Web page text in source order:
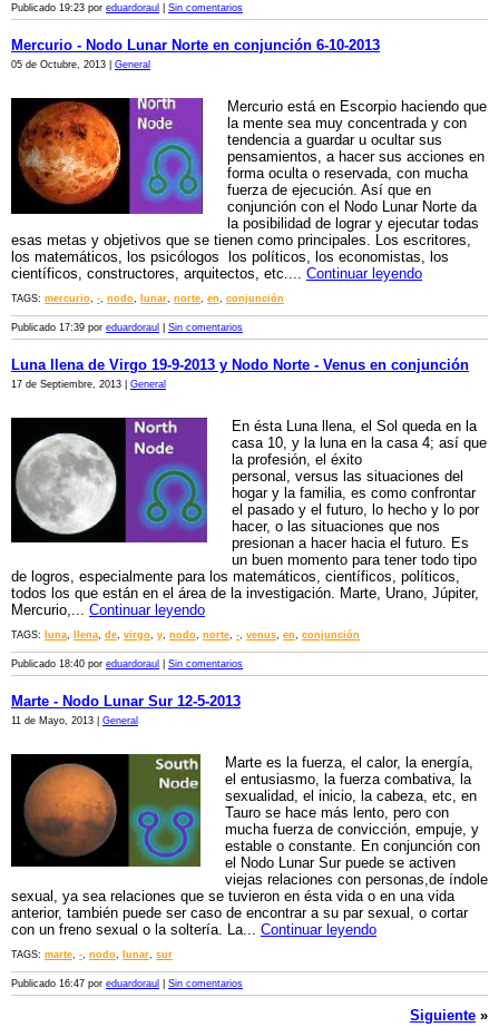
Publicado 19:23 por eduardoraul Sin comentarios
Mercurio - Nodo Lunar Norte en conjunción 6-10-2013
05 de Octubre, 2013 | General
Mercurio está en Escorpio haciendo que
la mente sea muy concentrada y con
tendencia a guardar u ocultar sus
pensamientos, a hacer sus acciones en
forma oculta o reservada, con mucha
fuerza de ejecución. Así que en
conjunción con el Nodo Lunar Norte da
la posibilidad de lograr y ejecutar todas
esas metas y objetivos que se tienen como principales. Los escritores,
los matemáticos, los psicólogos los políticos, los economistas, los
científicos, constructores, arquitectos, etc.... Continuar leyendo
TAGS: mercurio, -, nodo, lunar, norte, en, conjunción
Publicado 17:39 por eduardoraul Sin comentarios
Luna llena de Virgo 19-9-2013 y Nodo Norte - Venus en conjunción
17 de Septiembre, 2013 | General
En ésta Luna llena, el Sol queda en la
casa 10, y la luna en la casa 4; así que
la profesión, el éxito
personal, versus las situaciones del
hogar y la familia, es como confrontar
el pasado y el futuro, lo hecho y lo por
hacer, o las situaciones que nos
presionan a hacer hacia el futuro. Es
un buen momento para tener todo tipo
de logros, especialmente para los matemáticos, científicos, políticos,
todos los que están en el área de la investigación. Marte, Urano, Júpiter,
Mercurio,... Continuar leyendo
TAGS: luna, llena, de, virgo, y, nodo, norte, -, venus, en, conjunción
Publicado 18:40 por eduardoraul Sin comentarios
Marte - Nodo Lunar Sur 12-5-2013
11 de Mayo, 2013 | General
Marte es la fuerza, el calor, la energía,
el entusiasmo, la fuerza combativa, la
sexualidad, el inicio, la cabeza, etc, en
Tauro se hace más lento, pero con
mucha fuerza de convicción, empuje, y
estable o constante. En conjunción con
el Nodo Lunar Sur puede se activen
viejas relaciones con personas,de índole
sexual, ya sea relaciones que se tuvieron en ésta vida o en una vida
anterior, también puede ser caso de encontrar a su par sexual, o cortar
con un freno sexual o la soltería. La... Continuar leyendo
TAGS: marte, -, nodo, lunar, sur
Publicado 16:47 por eduardoraul Sin comentarios
Siguiente »